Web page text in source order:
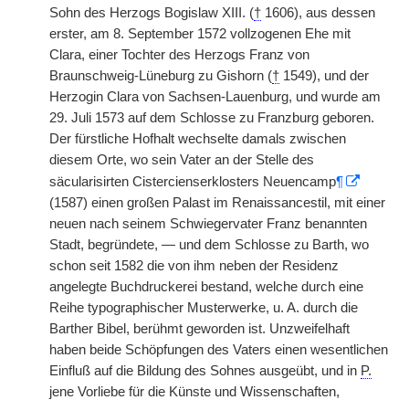
Sohn des Herzogs Bogislaw XIII. († 1606), aus dessen
erster, am 8. September 1572 vollzogenen Ehe mit
Clara, einer Tochter des Herzogs Franz von
Braunschweig-Lüneburg zu Gishorn († 1549), und der
Herzogin Clara von Sachsen-Lauenburg, und wurde am
29. Juli 1573 auf dem Schlosse zu Franzburg geboren.
Der fürstliche Hofhalt wechselte damals zwischen
diesem Orte, wo sein Vater an der Stelle des
säcularisirten Cistercienserklosters Neuencamp¶
(1587) einen großen Palast im Renaissancestil, mit einer
neuen nach seinem Schwiegervater Franz benannten
Stadt, begründete, — und dem Schlosse zu Barth, wo
schon seit 1582 die von ihm neben der Residenz
angelegte Buchdruckerei bestand, welche durch eine
Reihe typographischer Musterwerke, u. A. durch die
Barther Bibel, berühmt geworden ist. Unzweifelhaft
haben beide Schöpfungen des Vaters einen wesentlichen
Einfluß auf die Bildung des Sohnes ausgeübt, und in P.
jene Vorliebe für die Künste und Wissenschaften,